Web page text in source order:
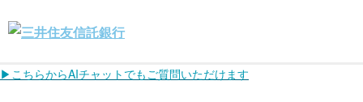
▶こちらからAIチャットでもご質問いただけます